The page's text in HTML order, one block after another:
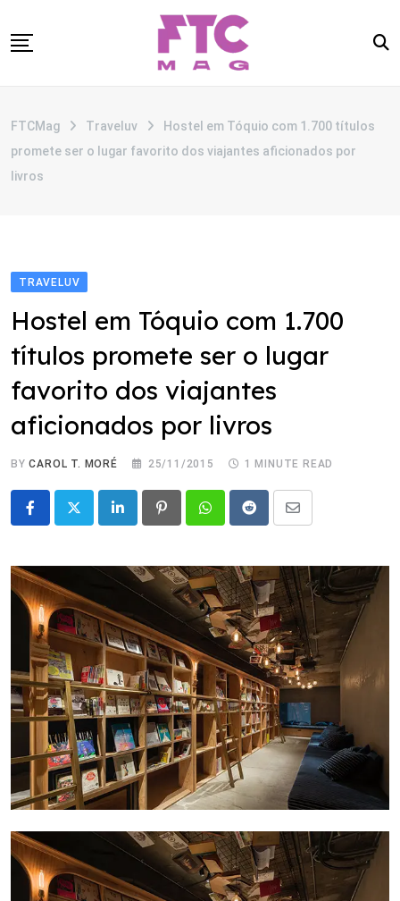
to
CATEGORIAS
FTCMag Traveluv
Hostel em Tóquio com 1.700 títulos
promete ser o lugar favorito dos viajantes aficionados por
livros
TRAVELUV
Hostel em Tóquio com 1.700
títulos promete ser o lugar
favorito dos viajantes
aficionados por livros
BYCAROL T. MORÉ 25/11/2015 1 MINUTE READ
LinkedIn PinterestWhatsappRedditShare
Email